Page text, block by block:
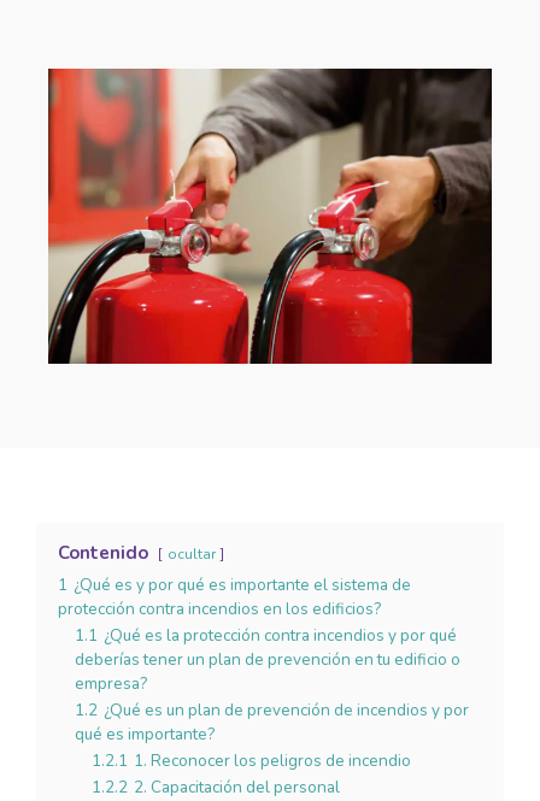
Contenido ocultar
1 ¿Qué es y por qué es importante el sistema de
protección contra incendios en los edificios?
1.1 ¿Qué es la protección contra incendios y por qué
deberías tener un plan de prevención en tu edificio o
empresa?
1.2 ¿Qué es un plan de prevención de incendios y por
qué es importante?
1.2.1 1. Reconocer los peligros de incendio
1.2.2 2. Capacitación del personal